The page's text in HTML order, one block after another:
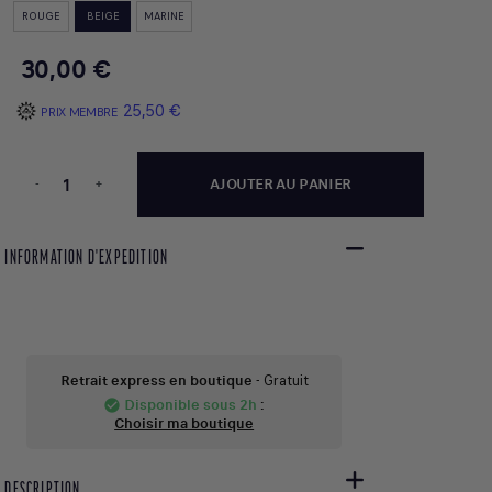
ROUGE BEIGE MARINE
30,00 €
PRIX MEMBRE 25,50 €
- + AJOUTER AU PANIER
INFORMATION D'EXPEDITION
Retrait express en boutique - Gratuit
check_circle Disponible sous 2h :
Choisir ma boutique